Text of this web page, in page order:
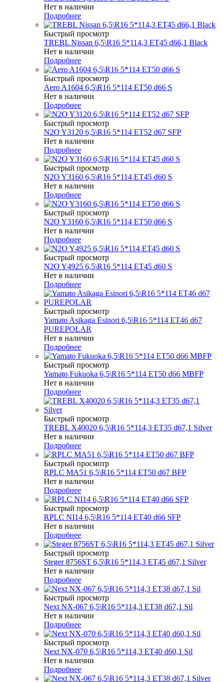
Нет в наличии
Подробнее
Быстрый просмотр
TREBL Nissan 6,5\R16 5*114,3 ET45 d66,1 Black
Нет в наличии
Подробнее
Быстрый просмотр
Aero A1604 6,5\R16 5*114 ET50 d66 S
Нет в наличии
Подробнее
Быстрый просмотр
N2O Y3120 6,5\R16 5*114 ET52 d67 SFP
Нет в наличии
Подробнее
Быстрый просмотр
N2O Y3160 6,5\R16 5*114 ET45 d60 S
Нет в наличии
Подробнее
Быстрый просмотр
N2O Y3160 6,5\R16 5*114 ET50 d66 S
Нет в наличии
Подробнее
Быстрый просмотр
N2O Y4925 6,5\R16 5*114 ET45 d60 S
Нет в наличии
Подробнее
Быстрый просмотр
Yamato Asikaga Esinori 6,5\R16 5*114 ET46 d67
PUREPOLAR
Нет в наличии
Подробнее
Быстрый просмотр
Yamato Fukuoka 6,5\R16 5*114 ET50 d66 MBFP
Нет в наличии
Подробнее
Быстрый просмотр
TREBL X40020 6,5\R16 5*114,3 ET35 d67,1 Silver
Нет в наличии
Подробнее
Быстрый просмотр
RPLC MA51 6,5\R16 5*114 ET50 d67 BFP
Нет в наличии
Подробнее
Быстрый просмотр
RPLC NI14 6,5\R16 5*114 ET40 d66 SFP
Нет в наличии
Подробнее
Быстрый просмотр
Steger 8756ST 6,5\R16 5*114,3 ET45 d67,1 Silver
Нет в наличии
Подробнее
Быстрый просмотр
Next NX-067 6,5\R16 5*114,3 ET38 d67,1 Sil
Нет в наличии
Подробнее
Быстрый просмотр
Next NX-070 6,5\R16 5*114,3 ET40 d60,1 Sil
Нет в наличии
Подробнее